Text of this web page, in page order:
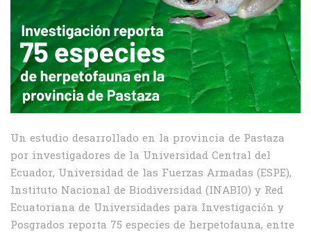
Un estudio desarrollado en la provincia de Pastaza
por investigadores de la Universidad Central del
Ecuador, Universidad de las Fuerzas Armadas (ESPE),
Instituto Nacional de Biodiversidad (INABIO) y Red
Ecuatoriana de Universidades para Investigación y
Posgrados reporta 75 especies de herpetofauna, entre